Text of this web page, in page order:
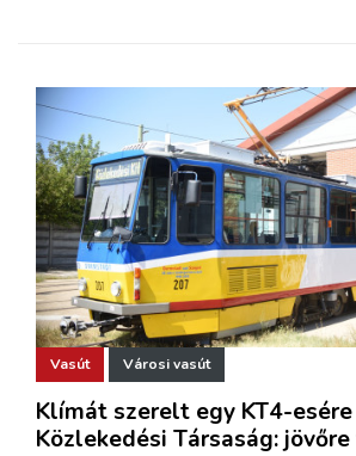
Vasút Városi vasút
Klímát szerelt egy KT4-
Közlekedési Társaság: